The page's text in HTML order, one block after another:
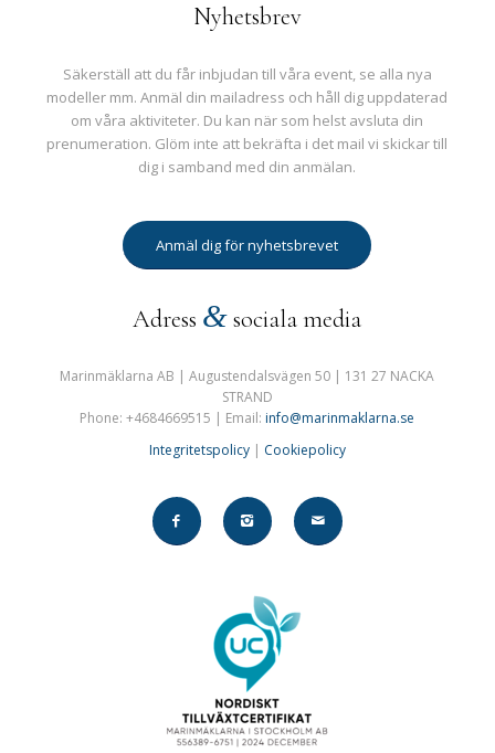
Nyhetsbrev
Säkerställ att du får inbjudan till våra event, se alla nya
modeller mm. Anmäl din mailadress och håll dig uppdaterad
om våra aktiviteter. Du kan när som helst avsluta din
prenumeration. Glöm inte att bekräfta i det mail vi skickar till
dig i samband med din anmälan.
Anmäl dig för nyhetsbrevet
Adress &sociala media
Marinmäklarna AB | Augustendalsvägen 50 | 131 27 NACKA
STRAND
Phone: +4684669515 | Email:info@marinmaklarna.se
Integritetspolicy| Cookiepolicy